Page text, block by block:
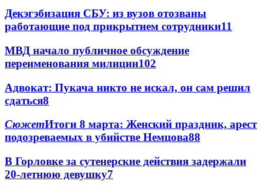
Декэгэбизация СБУ: из вузов отозваны
работающие под прикрытием сотрудники11
МВД начало публичное обсуждение
переименования милиции102
Адвокат: Пукача никто не искал, он сам решил
сдаться8
СюжетИтоги 8 марта: Женский праздник, арест
подозреваемых в убийстве Немцова88
В Горловке за сутенерские действия задержали
20-летнюю девушку7